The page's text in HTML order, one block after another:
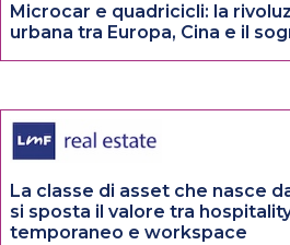
Microcar e quadricicli: la
urbana tra Europa, Cina e il
La classe di asset che nasce
si sposta il valore tra
temporaneo e workspace